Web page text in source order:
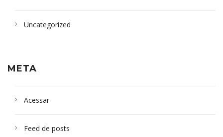
Uncategorized
META
Acessar
Feed de posts